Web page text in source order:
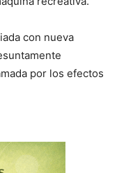
con nueva
por los efectos